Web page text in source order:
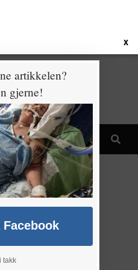
X
artikkelen?
gjerne!
Facebook
takk